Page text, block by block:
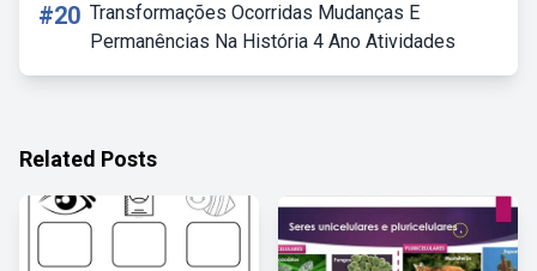
#20 Transformações Ocorridas Mudanças E
Permanências Na História 4 Ano Atividades
Related Posts